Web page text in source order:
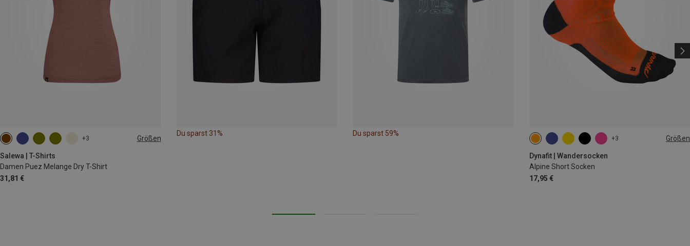
+3 Größen
Salewa | T-Shirts
Damen Puez Melange Dry T-Shirt
31,81 €
XS S M XL
Du sparst 31% Du sparst 59%
+3 Größen
Dynafit | Wandersocken
Alpine Short Socken
17,95 €
35|36|37|38 39|40|41|42